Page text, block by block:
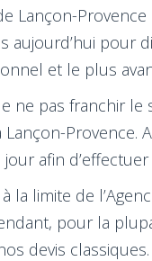
aujourd’hui
et le plus
pas franchir le
Provence.
afin
limite de
pour la
devis